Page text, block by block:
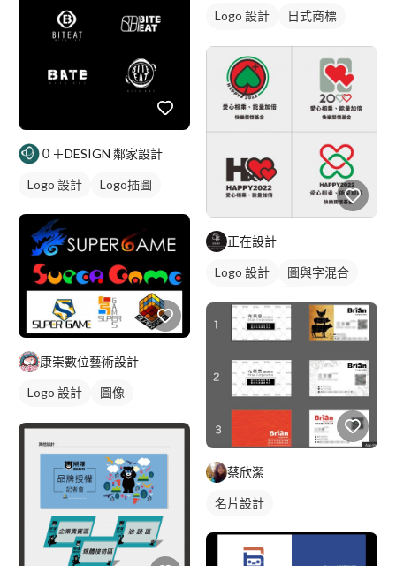
０＋DESIGN 鄰家設計
Logo 設計 Logo插圖
康崇數位藝術設計
Logo 設計
圖像
Logo 設計
日式商標
正在設計
Logo 設計
圖與字混合
蔡欣潔
名片設計